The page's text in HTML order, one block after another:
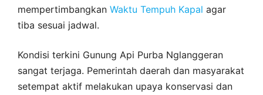
mempertimbangkan Waktu Tempuh Kapal agar
tiba sesuai jadwal.
Kondisi terkini Gunung Api Purba Nglanggeran
sangat terjaga. Pemerintah daerah dan masyarakat
setempat aktif melakukan upaya konservasi dan